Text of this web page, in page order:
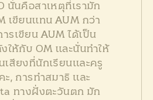
นั่นคือสาเหตุที่เรามัก
เขียนแทน AUM กว่า
รเขียน AUM ได้เป็น
งให้กับ OM และนั่นทำให้
เสียงที่นักเรียนและครู
ะ, การทำสมาธิ และ
ทางฝั่งตะวันตก มัก